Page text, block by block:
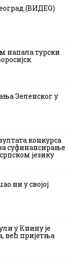
(ВИДЕО)
напала турски
Зеленског у
конкурса
суфинансирање
језику
ни у својој
у Книну је
већ пријетња